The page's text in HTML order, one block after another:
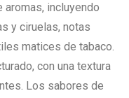
aromas, incluyendo
y ciruelas, notas
matices de tabaco.
con una textura
Los sabores de